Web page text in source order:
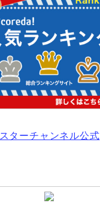
スターチャンネル公式